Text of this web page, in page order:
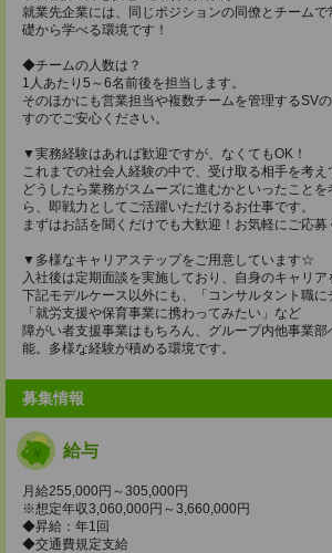
就業先企業には、同じポジションの同僚とチームで
礎から学べる環境です！
◆チームの人数は？
1人あたり5～6名前後を担当します。
そのほかにも営業担当や複数チームを管理するSV
すのでご安心ください。
▼実務経験はあれば歓迎ですが、なくてもOK！
これまでの社会人経験の中で、受け取る相手を考え
どうしたら業務がスムーズに進むかといったこと
ら、即戦力としてご活躍いただけるお仕事です。
まずはお話を聞くだけでも大歓迎！お気軽にご応募
▼多様なキャリアステップをご用意しています☆
入社後は定期面談を実施しており、自身のキャリア
下記モデルケース以外にも、「コンサルタント職に
「就労支援や保育事業に携わってみたい」など
障がい者支援事業はもちろん、グループ内他事業
能。多様な経験が積める環境です。
募集情報
給与
月給255,000円～305,000円
※想定年収3,060,000円～3,660,000円
◆昇給：年1回
◆交通費規定支給